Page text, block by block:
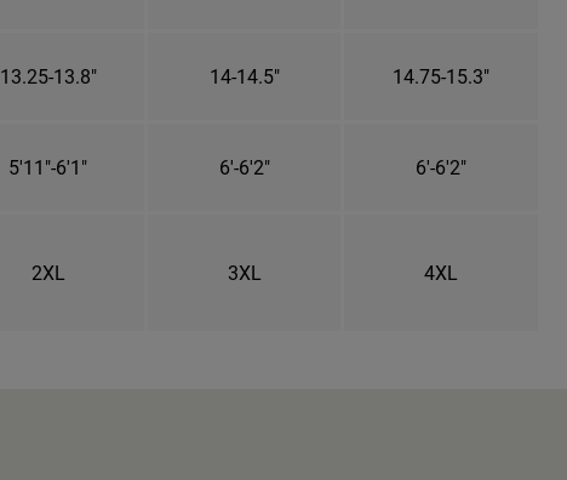
13.25-13.8" 14-14.5" 14.75-15.3"
5'11"-6'1" 6'-6'2" 6'-6'2"
2XL 3XL 4XL